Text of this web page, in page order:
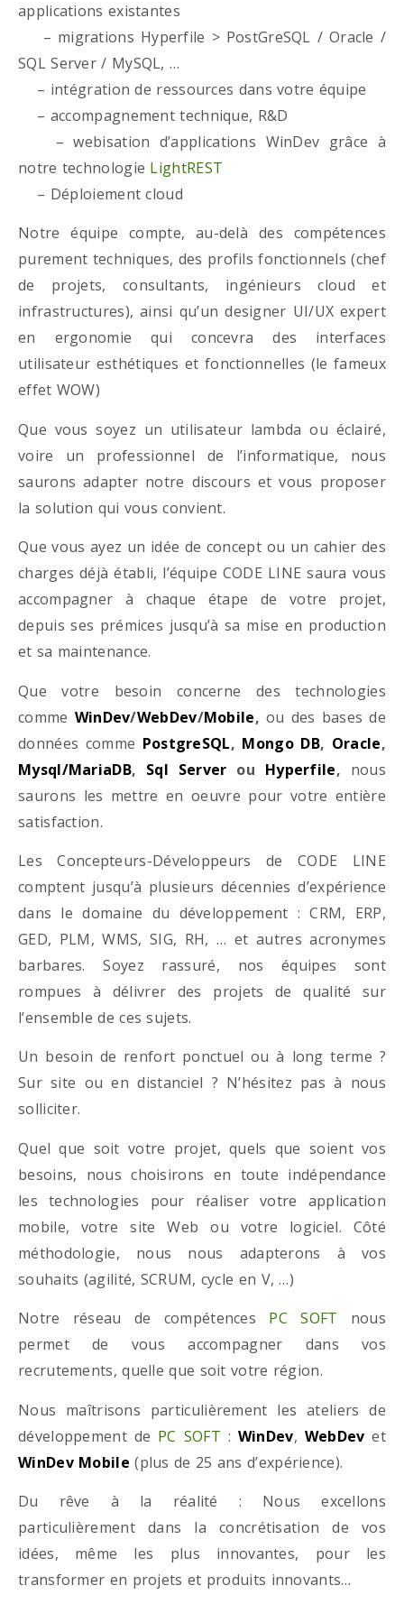
applications existantes
– migrations Hyperfile > PostGreSQL / Oracle /
SQL Server / MySQL, …
– intégration de ressources dans votre équipe
– accompagnement technique, R&D
– webisation d’applications WinDev grâce à
notre technologie LightREST
– Déploiement cloud
Notre équipe compte, au-delà des compétences
purement techniques, des profils fonctionnels (chef
de projets, consultants, ingénieurs cloud et
infrastructures), ainsi qu’un designer UI/UX expert
en ergonomie qui concevra des interfaces
utilisateur esthétiques et fonctionnelles (le fameux
effet WOW)
Que vous soyez un utilisateur lambda ou éclairé,
voire un professionnel de l’informatique, nous
saurons adapter notre discours et vous proposer
la solution qui vous convient.
Que vous ayez un idée de concept ou un cahier des
charges déjà établi, l’équipe CODE LINE saura vous
accompagner à chaque étape de votre projet,
depuis ses prémices jusqu’à sa mise en production
et sa maintenance.
Que votre besoin concerne des technologies
comme WinDev/WebDev/Mobile, ou des bases de
données comme PostgreSQL, Mongo DB, Oracle,
Mysql/MariaDB, Sql Server ou Hyperfile, nous
saurons les mettre en oeuvre pour votre entière
satisfaction.
Les Concepteurs-Développeurs de CODE LINE
comptent jusqu’à plusieurs décennies d’expérience
dans le domaine du développement : CRM, ERP,
GED, PLM, WMS, SIG, RH, … et autres acronymes
barbares. Soyez rassuré, nos équipes sont
rompues à délivrer des projets de qualité sur
l’ensemble de ces sujets.
Un besoin de renfort ponctuel ou à long terme ?
Sur site ou en distanciel ? N’hésitez pas à nous
solliciter.
Quel que soit votre projet, quels que soient vos
besoins, nous choisirons en toute indépendance
les technologies pour réaliser votre application
mobile, votre site Web ou votre logiciel. Côté
méthodologie, nous nous adapterons à vos
souhaits (agilité, SCRUM, cycle en V, …)
Notre réseau de compétences PC SOFT nous
permet de vous accompagner dans vos
recrutements, quelle que soit votre région.
Nous maîtrisons particulièrement les ateliers de
développement de PC SOFT : WinDev, WebDev et
WinDev Mobile (plus de 25 ans d’expérience).
Du rêve à la réalité : Nous excellons
particulièrement dans la concrétisation de vos
idées, même les plus innovantes, pour les
transformer en projets et produits innovants…